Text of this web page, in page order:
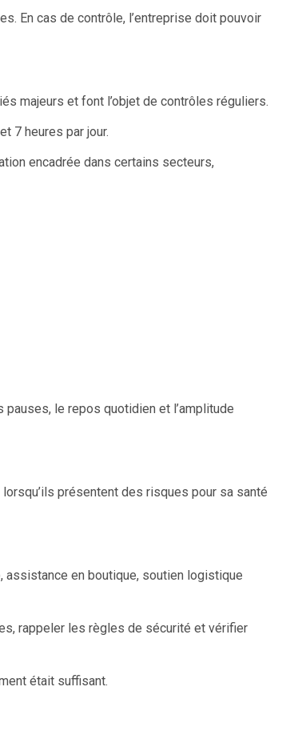
En cas de contrôle, l’entreprise doit pouvoir
majeurs et font l’objet de contrôles réguliers.
7 heures par jour.
encadrée dans certains secteurs,
pauses, le repos quotidien et l’amplitude
présentent des risques pour sa santé
assistance en boutique, soutien logistique
rappeler les règles de sécurité et vérifier
était suffisant.